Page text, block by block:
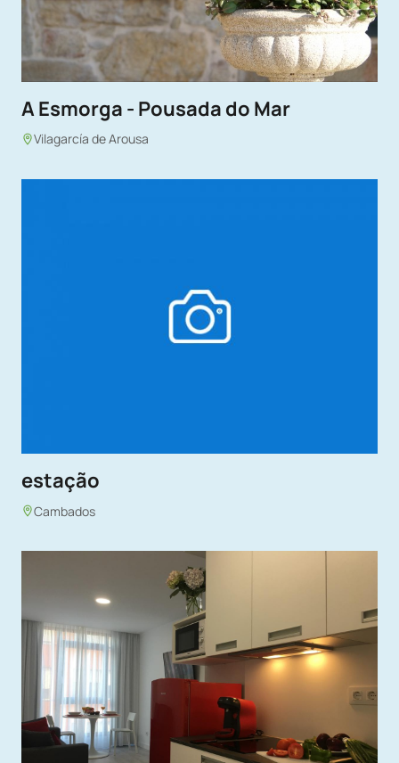
A Esmorga - Pousada do Mar
Vilagarcía de Arousa
estação
Cambados